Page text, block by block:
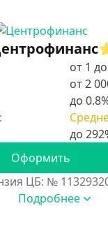
от 1
от 2
до
Оформить
ЦБ: №
Подробнее